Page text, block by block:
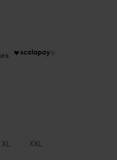
XL XXL